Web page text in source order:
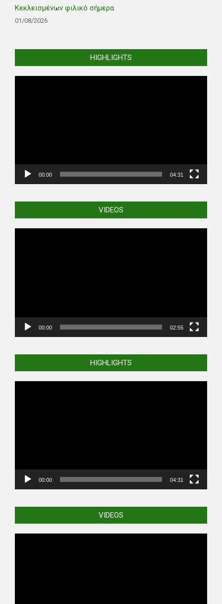
Κεκλεισμένων φιλικό σήμερα
01/08/2026
HIGHLIGHTS
00:00 04:31
VIDEOS
00:00 02:55
HIGHLIGHTS
00:00 04:31
VIDEOS